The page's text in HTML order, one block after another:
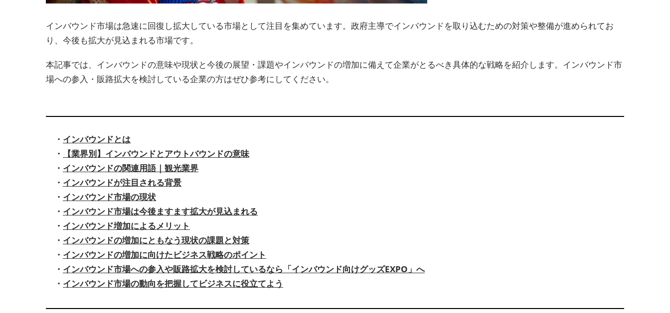
インバウンド市場は急速に回復し拡大している市場として注目を集めています。政府主導でインバウンドを取り込むための対策や整備が進められてお
り、今後も拡大が見込まれる市場です。
本記事では、インバウンドの意味や現状と今後の展望・課題やインバウンドの増加に備えて企業がとるべき具体的な戦略を紹介します。インバウンド市
場への参入・販路拡大を検討している企業の方はぜひ参考にしてください。
・ インバウンドとは
・
【業界別】インバウンドとアウトバウンドの意味
・ インバウンドの関連用語｜観光業界
・ インバウンドが注目される背景
・ インバウンド市場の現状
・ インバウンド市場は今後ますます拡大が見込まれる
・ インバウンド増加によるメリット
・ インバウンドの増加にともなう現状の課題と対策
・ インバウンドの増加に向けたビジネス戦略のポイント
・ インバウンド市場への参入や販路拡大を検討しているなら「インバウンド向けグッズEXPO」へ
・ インバウンド市場の動向を把握してビジネスに役立てよう